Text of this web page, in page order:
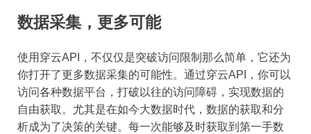
数据采集，更多可能
使用穿云API，不仅仅是突破访问限制那么简单，它还为
你打开了更多数据采集的可能性。通过穿云API，你可以
访问各种数据平台，打破以往的访问障碍，实现数据的
自由获取。尤其是在如今大数据时代，数据的获取和分
析成为了决策的关键。每一次能够及时获取到第一手数